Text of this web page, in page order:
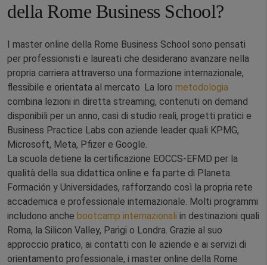
della Rome Business School?
I master online della Rome Business School sono pensati
per professionisti e laureati che desiderano avanzare nella
propria carriera attraverso una formazione internazionale,
flessibile e orientata al mercato. La loro metodologia
combina lezioni in diretta streaming, contenuti on demand
disponibili per un anno, casi di studio reali, progetti pratici e
Business Practice Labs con aziende leader quali KPMG,
Microsoft, Meta, Pfizer e Google.
La scuola detiene la certificazione EOCCS-EFMD per la
qualità della sua didattica online e fa parte di Planeta
Formación y Universidades, rafforzando così la propria rete
accademica e professionale internazionale. Molti programmi
includono anche bootcamp internazionali in destinazioni quali
Roma, la Silicon Valley, Parigi o Londra. Grazie al suo
approccio pratico, ai contatti con le aziende e ai servizi di
orientamento professionale, i master online della Rome